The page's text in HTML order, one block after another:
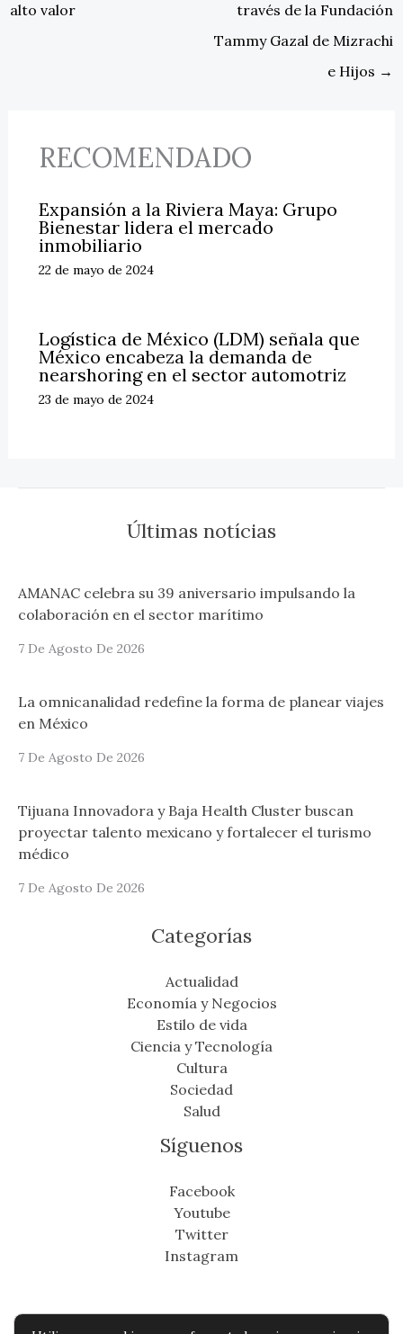
alto valor
través de la Fundación
Tammy Gazal de Mizrachi
e Hijos →
RECOMENDADO
Expansión a la Riviera Maya: Grupo
Bienestar lidera el mercado
inmobiliario
22 de mayo de 2024
Logística de México (LDM) señala que
México encabeza la demanda de
nearshoring en el sector automotriz
23 de mayo de 2024
Últimas notícias
AMANAC celebra su 39 aniversario impulsando la
colaboración en el sector marítimo
7 De Agosto De 2026
La omnicanalidad redefine la forma de planear viajes
en México
7 De Agosto De 2026
Tijuana Innovadora y Baja Health Cluster buscan
proyectar talento mexicano y fortalecer el turismo
médico
7 De Agosto De 2026
Categorías
Actualidad
Economía y Negocios
Estilo de vida
Ciencia y Tecnología
Cultura
Sociedad
Salud
Síguenos
Facebook
Youtube
Twitter
Instagram